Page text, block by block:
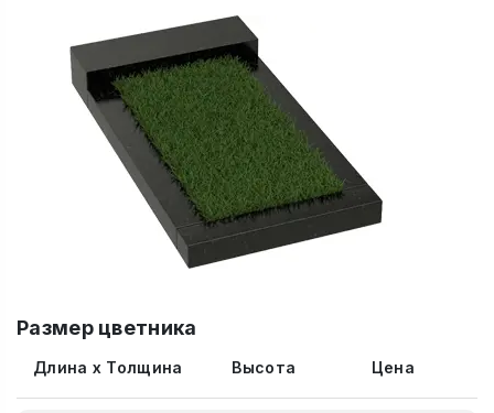
Размер цветника
Длина x Толщина Высота Цена